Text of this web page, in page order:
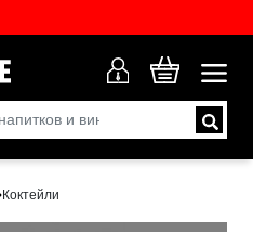
Коктейли